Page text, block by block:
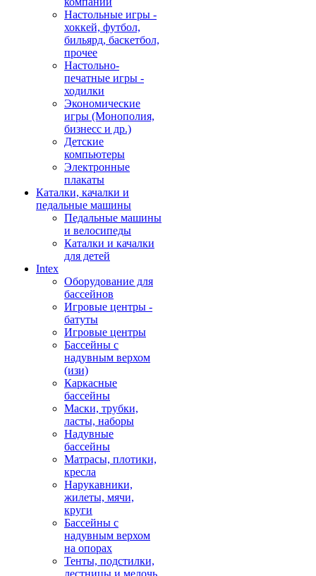
Настольные игры -
хоккей, футбол,
бильярд, баскетбол,
прочее
Настольно-
печатные игры -
ходилки
Экономические
игры (Монополия,
бизнесс и др.)
Детские
компьютеры
Электронные
плакаты
Каталки, качалки и
педальные машины
Педальные машины
и велосипеды
Каталки и качалки
для детей
Intex
Оборудование для
бассейнов
Игровые центры -
батуты
Игровые центры
Бассейны с
надувным верхом
(изи)
Каркасные
бассейны
Маски, трубки,
ласты, наборы
Надувные
бассейны
Матрасы, плотики,
кресла
Нарукавники,
жилеты, мячи,
круги
Бассейны с
надувным верхом
на опорах
Тенты, подстилки,
лестницы и мелочь